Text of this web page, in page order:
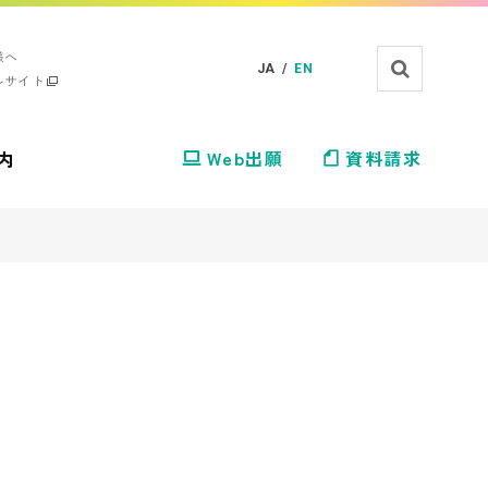
イト
JA / EN
Web出願 資料請求